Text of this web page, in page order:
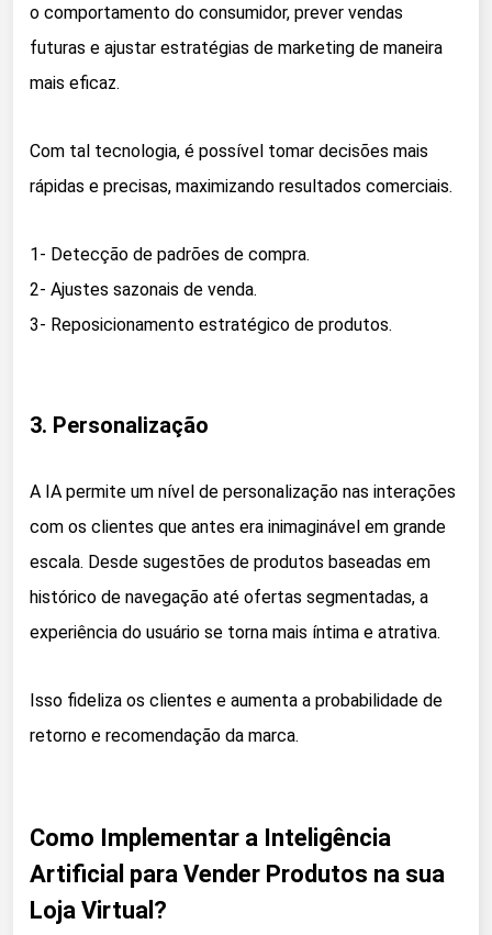
o comportamento do consumidor, prever vendas
futuras e ajustar estratégias de marketing de maneira
mais eficaz.
Com tal tecnologia, é possível tomar decisões mais
rápidas e precisas, maximizando resultados comerciais.
1- Detecção de padrões de compra.
2- Ajustes sazonais de venda.
3- Reposicionamento estratégico de produtos.
3. Personalização
A IA permite um nível de personalização nas interações
com os clientes que antes era inimaginável em grande
escala. Desde sugestões de produtos baseadas em
histórico de navegação até ofertas segmentadas, a
experiência do usuário se torna mais íntima e atrativa.
Isso fideliza os clientes e aumenta a probabilidade de
retorno e recomendação da marca.
Como Implementar a Inteligência
Artificial para Vender Produtos na sua
Loja Virtual?